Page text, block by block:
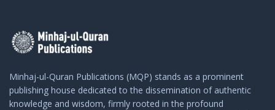
Minhaj-ul-Quran Publications (MQP) stands as a prominent
publishing house dedicated to the dissemination of authentic
knowledge and wisdom, firmly rooted in the profound